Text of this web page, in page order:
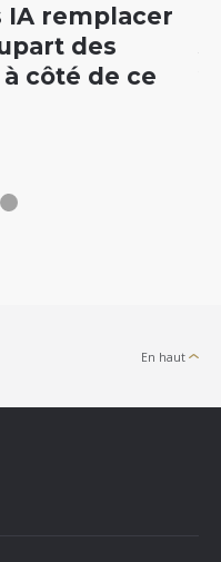
IA remplacer
des
côté de ce
En haut